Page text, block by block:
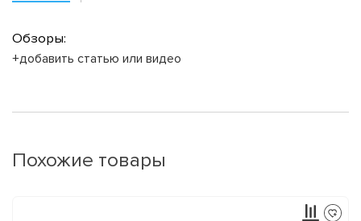
Обзоры:
+добавить статью или видео
Похожие товары